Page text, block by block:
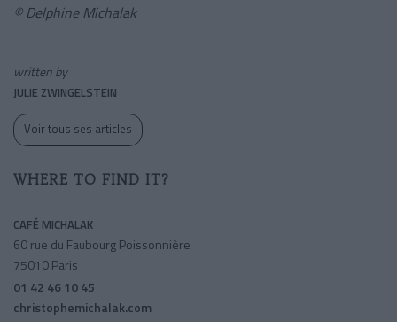
© Delphine Michalak
written by
JULIE ZWINGELSTEIN
Voir tous ses articles
WHERE TO FIND IT?
CAFÉ MICHALAK
60 rue du Faubourg Poissonnière
75010 Paris
01 42 46 10 45
christophemichalak.com